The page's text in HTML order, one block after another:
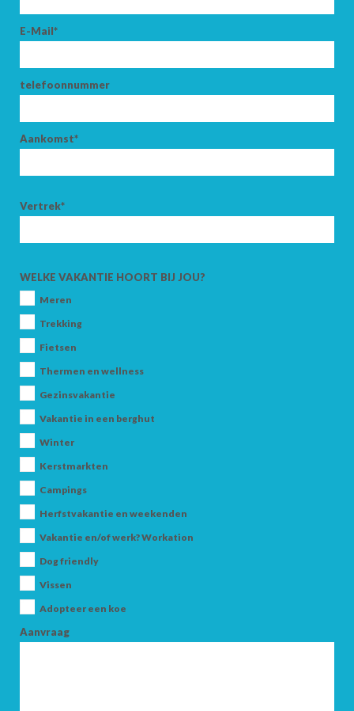
E-Mail*
telefoonnummer
Aankomst*
Vertrek*
WELKE VAKANTIE HOORT BIJ JOU?
Meren
Trekking
Fietsen
Thermen en wellness
Gezinsvakantie
Vakantie in een berghut
Winter
Kerstmarkten
Campings
Herfstvakantie en weekenden
Vakantie en/of werk? Workation
Dog friendly
Vissen
Adopteer een koe
Aanvraag